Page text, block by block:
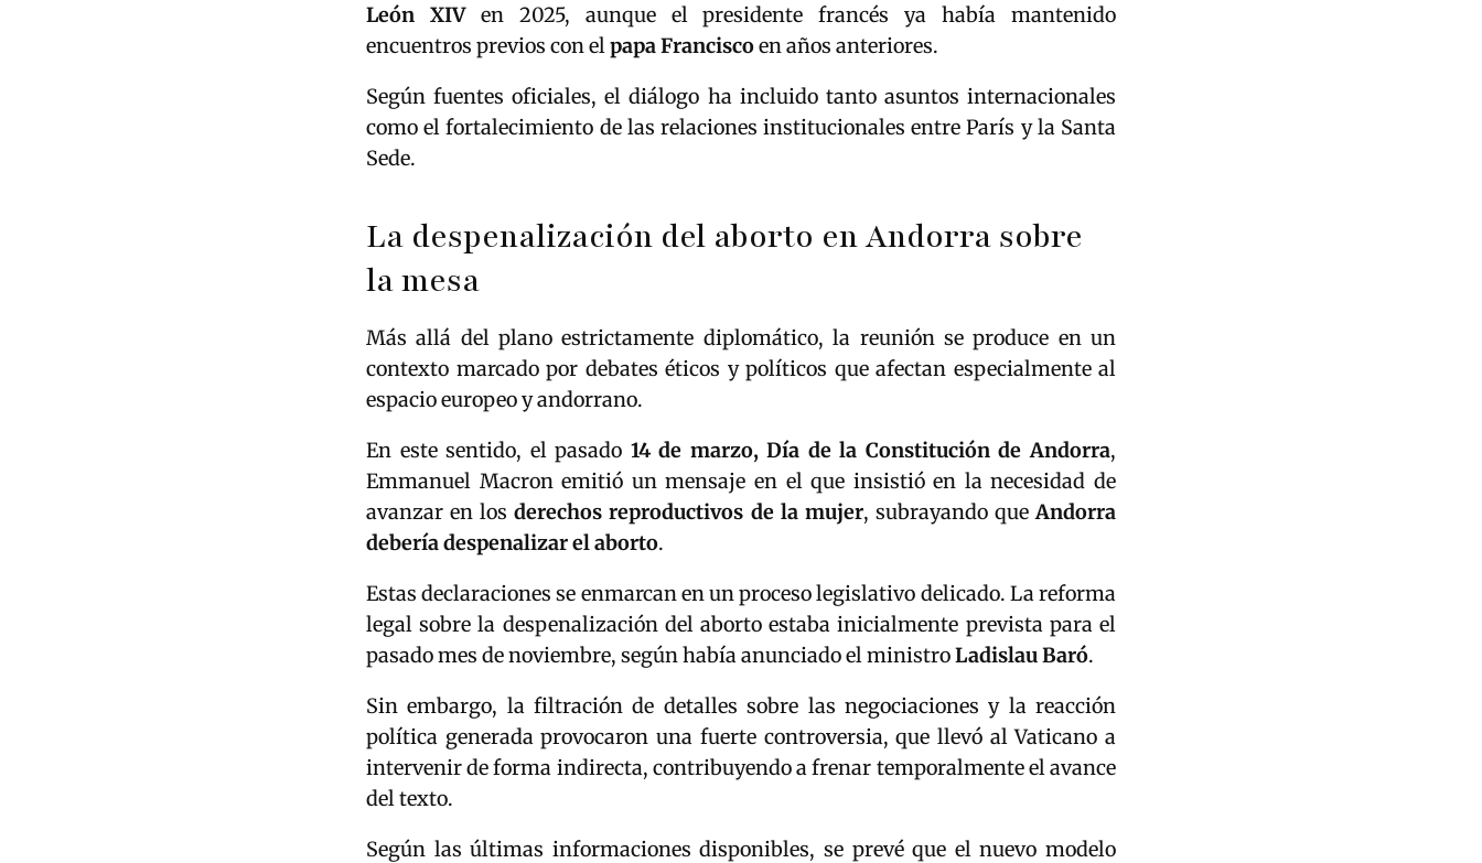
León XIVen 2025, aunque el presidente francés ya había mantenido
encuentros previos con elpapa Franciscoen años anteriores.
Según fuentes oficiales, el diálogo ha incluido tanto asuntos internacionales
como el fortalecimiento de las relaciones institucionales entre París y la Santa
Sede.
La despenalización del aborto en Andorra sobre
la mesa
Más allá del plano estrictamente diplomático, la reunión se produce en un
contexto marcado por debates éticos y políticos que afectan especialmente al
espacio europeo y andorrano.
En este sentido, el pasado 14 de marzo, Día de la Constitución de Andorra,
Emmanuel Macron emitió un mensaje en el que insistió en la necesidad de
avanzar en losderechos reproductivos de la mujer, subrayando queAndorra
debería despenalizar el aborto.
Estas declaraciones se enmarcan en un proceso legislativo delicado. La reforma
legal sobre la despenalización del aborto estaba inicialmente prevista para el
pasado mes de noviembre, según había anunciado el ministroLadislau Baró.
Sin embargo, la filtración de detalles sobre las negociaciones y la reacción
política generada provocaron una fuerte controversia, que llevó al Vaticano a
intervenir de forma indirecta, contribuyendo a frenar temporalmente el avance
del texto.
Según las últimas informaciones disponibles, se prevé que el nuevo modelo